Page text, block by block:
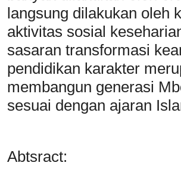
langsung dilakukan oleh
aktivitas sosial
sasaran transformasi
pendidikan karakter
membangun generasi
sesuai dengan ajaran
Abtsract: